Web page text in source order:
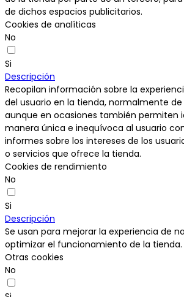
de dichos espacios publicitarios.
Cookies de analíticas
No
Si
Descripción
Recopilan información sobre la
del usuario en la tienda, normalmente
aunque en ocasiones también permiten
manera única e inequívoca al usuario
informes sobre los intereses de los
o servicios que ofrece la tienda.
Cookies de rendimiento
No
Si
Descripción
Se usan para mejorar la experiencia de
optimizar el funcionamiento de la tienda.
Otras cookies
No